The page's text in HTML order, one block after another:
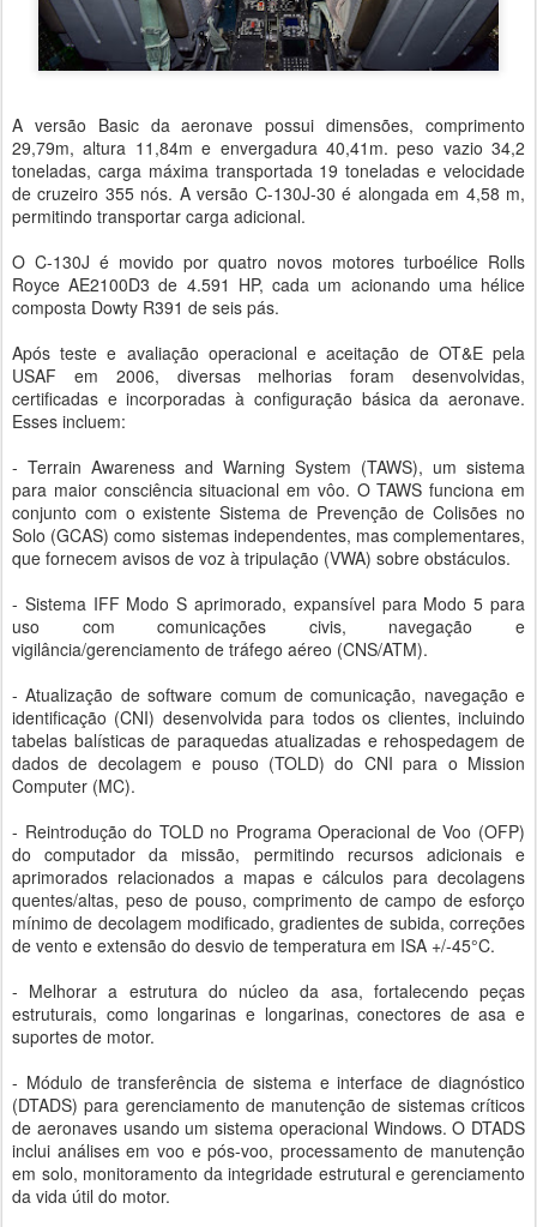
A versão Basic da aeronave possui dimensões, comprimento
29,79m, altura 11,84m e envergadura 40,41m. peso vazio 34,2
toneladas, carga máxima transportada 19 toneladas e velocidade
de cruzeiro 355 nós. A versão C-130J-30 é alongada em 4,58 m,
permitindo transportar carga adicional.
O C-130J é movido por quatro novos motores turboélice Rolls
Royce AE2100D3 de 4.591 HP, cada um acionando uma hélice
composta Dowty R391 de seis pás.
Após teste e avaliação operacional e aceitação de OT&E pela
USAF em 2006, diversas melhorias foram desenvolvidas,
certificadas e incorporadas à configuração básica da aeronave.
Esses incluem:
- Terrain Awareness and Warning System (TAWS), um sistema
para maior consciência situacional em vôo. O TAWS funciona em
conjunto com o existente Sistema de Prevenção de Colisões no
Solo (GCAS) como sistemas independentes, mas complementares,
que fornecem avisos de voz à tripulação (VWA) sobre obstáculos.
- Sistema IFF Modo S aprimorado, expansível para Modo 5 para
uso com comunicações civis, navegação e
vigilância/gerenciamento de tráfego aéreo (CNS/ATM).
- Atualização de software comum de comunicação, navegação e
identificação (CNI) desenvolvida para todos os clientes, incluindo
tabelas balísticas de paraquedas atualizadas e rehospedagem de
dados de decolagem e pouso (TOLD) do CNI para o Mission
Computer (MC).
- Reintrodução do TOLD no Programa Operacional de Voo (OFP)
do computador da missão, permitindo recursos adicionais e
aprimorados relacionados a mapas e cálculos para decolagens
quentes/altas, peso de pouso, comprimento de campo de esforço
mínimo de decolagem modificado, gradientes de subida, correções
de vento e extensão do desvio de temperatura em ISA +/-45°C.
- Melhorar a estrutura do núcleo da asa, fortalecendo peças
estruturais, como longarinas e longarinas, conectores de asa e
suportes de motor.
- Módulo de transferência de sistema e interface de diagnóstico
(DTADS) para gerenciamento de manutenção de sistemas críticos
de aeronaves usando um sistema operacional Windows. O DTADS
inclui análises em voo e pós-voo, processamento de manutenção
em solo, monitoramento da integridade estrutural e gerenciamento
da vida útil do motor.